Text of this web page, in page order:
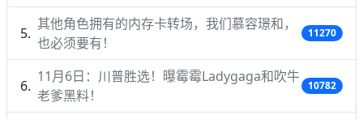
其他角色拥有的内存卡转场，我们慕容璟和，
也必须要有！
11270
11月6日：川普胜选！曝霉霉Ladygaga和吹牛
老爹黑料！
10782